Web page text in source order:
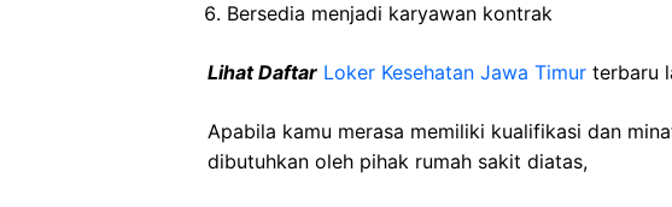
Bersedia menjadi karyawan kontrak
Lihat Daftar Loker Kesehatan Jawa Timur terbaru
Apabila kamu merasa memiliki kualifikasi dan
dibutuhkan oleh pihak rumah sakit diatas,